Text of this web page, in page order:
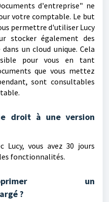
d'entreprise" ne
votre comptable. Le but
permettre d'utiliser Lucy
stocker également des
un cloud unique. Cela
pour vous en tant
que vous mettez
sont consultables
droit à une version
Lucy, vous avez 30 jours
fonctionnalités.
un
?